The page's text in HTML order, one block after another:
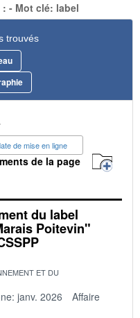
- Mot clé: label
trouvés
de mise en ligne
de la page
du label
Poitevin"
ET DU
janv. 2026
Affaire